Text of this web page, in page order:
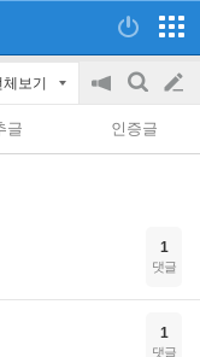
체보기
공
on/off
검
색
글
쓰
글 인증글
1
댓글
1
댓글